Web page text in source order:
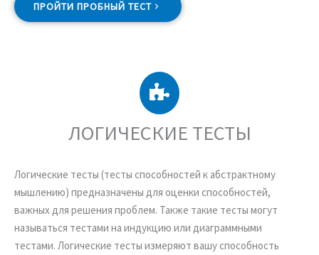
ПРОЙТИ ПРОБНЫЙ ТЕСТ
ЛОГИЧЕСКИЕ ТЕСТЫ
Логические тесты (тесты способностей к абстрактному
мышлению) предназначены для оценки способностей,
важных для решения проблем. Также такие тесты могут
называться тестами на индукцию или диаграммными
тестами. Логические тесты измеряют вашу способность